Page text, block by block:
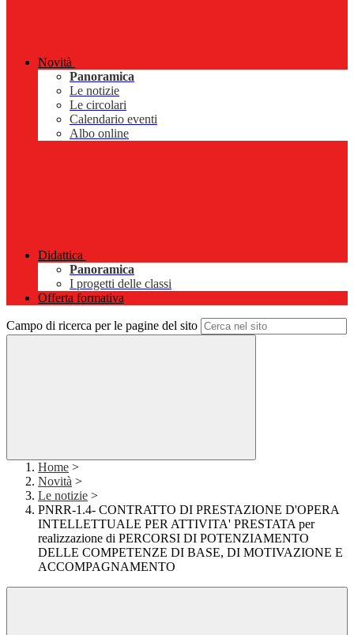
Novità
Panoramica
Le notizie
Le circolari
Calendario eventi
Albo online
Didattica
Panoramica
I progetti delle classi
Offerta formativa
Campo di ricerca per le pagine del sito
Home >
Novità >
Le notizie >
PNRR-1.4- CONTRATTO DI PRESTAZIONE D'OPERA
INTELLETTUALE PER ATTIVITA' PRESTATA per
realizzazione di PERCORSI DI POTENZIAMENTO
DELLE COMPETENZE DI BASE, DI MOTIVAZIONE E
ACCOMPAGNAMENTO